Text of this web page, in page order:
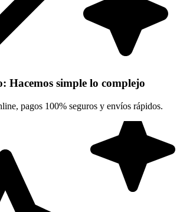
Hacemos simple lo complejo
pagos 100% seguros y envíos rápidos.